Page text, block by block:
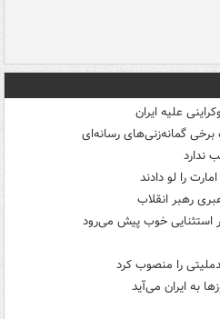
علیه ایران
برخی گمانه‌زنی‌های رسانه‌ای
ندارد
را لو دادند
استثنایی خوب پیش می‌رود
را منصوب کرد
به ایران می‌آید